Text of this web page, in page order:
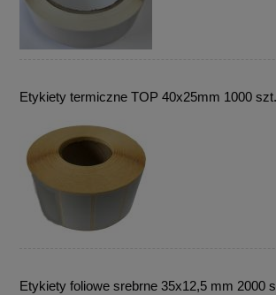
Etykiety termiczne TOP 40x25mm 1000 szt.
Etykiety foliowe srebrne 35x12,5 mm 2000